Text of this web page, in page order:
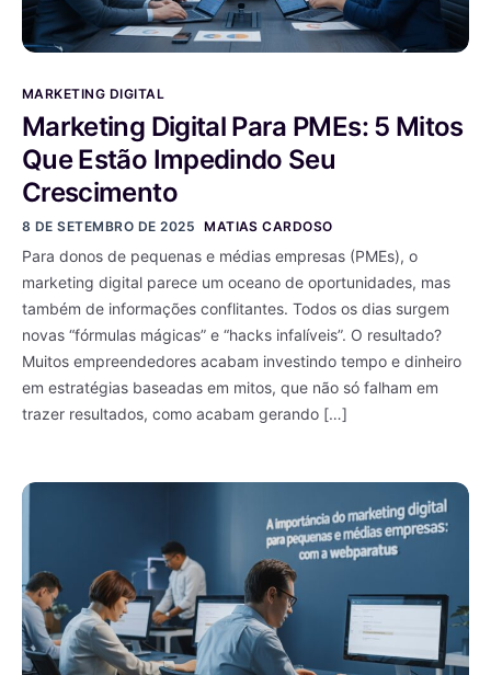
MARKETING DIGITAL
Marketing Digital Para PMEs: 5 Mitos
Que Estão Impedindo Seu
Crescimento
8 DE SETEMBRO DE 2025 MATIAS CARDOSO
Para donos de pequenas e médias empresas (PMEs), o
marketing digital parece um oceano de oportunidades, mas
também de informações conflitantes. Todos os dias surgem
novas “fórmulas mágicas” e “hacks infalíveis”. O resultado?
Muitos empreendedores acabam investindo tempo e dinheiro
em estratégias baseadas em mitos, que não só falham em
trazer resultados, como acabam gerando […]